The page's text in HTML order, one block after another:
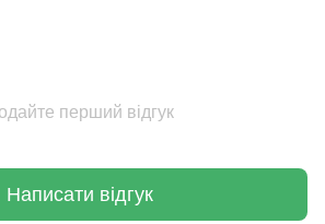
перший відгук
Написати відгук